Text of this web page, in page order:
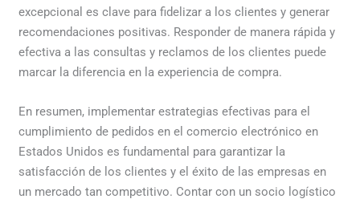
excepcional es clave para fidelizar a los clientes y generar
recomendaciones positivas. Responder de manera rápida y
efectiva a las consultas y reclamos de los clientes puede
marcar la diferencia en la experiencia de compra.
En resumen, implementar estrategias efectivas para el
cumplimiento de pedidos en el comercio electrónico en
Estados Unidos es fundamental para garantizar la
satisfacción de los clientes y el éxito de las empresas en
un mercado tan competitivo. Contar con un socio logístico